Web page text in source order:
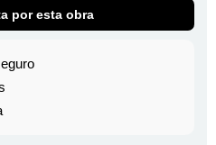
por esta obra